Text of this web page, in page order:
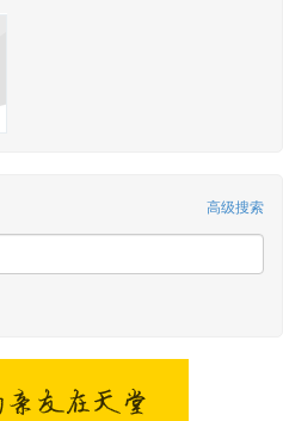
高级搜索